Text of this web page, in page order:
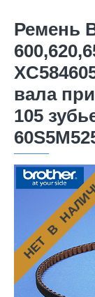
Ремень
вала
105
НЕТ В